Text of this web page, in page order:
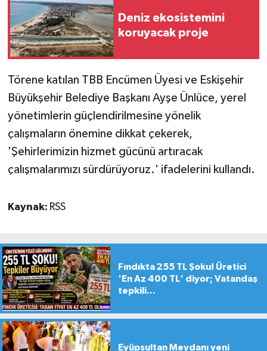
Deniz ekosistemini
koruyacak proje
Törene katılan TBB Encümen Üyesi ve Eskişehir
Büyükşehir Belediye Başkanı Ayşe Ünlüce, yerel
yönetimlerin güçlendirilmesine yönelik
çalışmaların önemine dikkat çekerek,
'Şehirlerimizin hizmet gücünü artıracak
çalışmalarımızı sürdürüyoruz.' ifadelerini kullandı.
Kaynak: RSS
Fındıkta 255 TL Şoku! Üretici
'En Az 400 TL' diyor; Vatandaş
tepkili...
Eyüpsultan Meydanı yeni